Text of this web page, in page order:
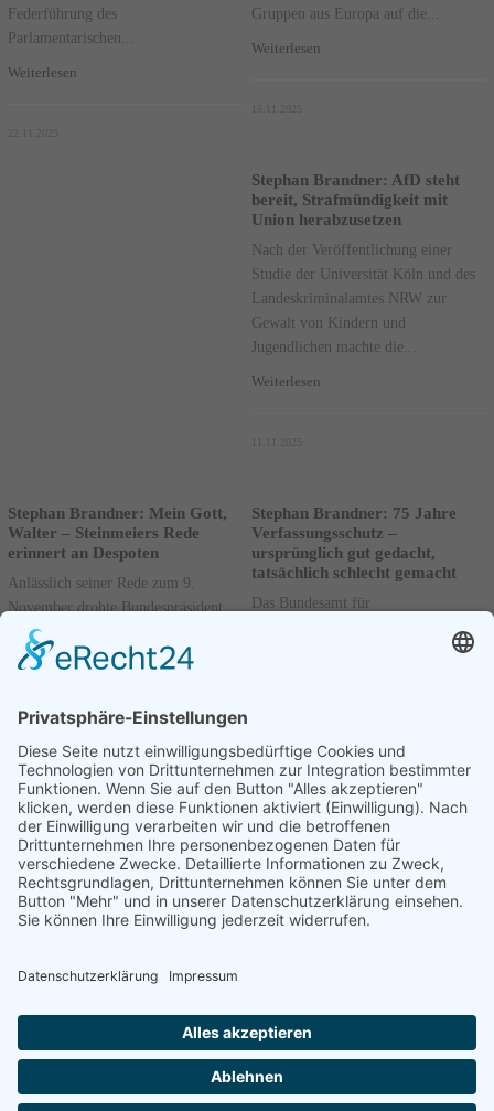
Federführung des
Parlamentarischen...
Weiterlesen
Gruppen aus Europa auf die...
Weiterlesen
Stephan Brandner: AfD steht
bereit, Strafmündigkeit mit
Union herabzusetzen
Nach der Veröffentlichung einer
Studie der Universität Köln und des
Landeskriminalamtes NRW zur
Gewalt von Kindern und
Jugendlichen machte die...
Weiterlesen
Stephan Brandner: Mein Gott,
Walter – Steinmeiers Rede
erinnert an Despoten
Anlässlich seiner Rede zum 9.
November drohte Bundespräsident
Steinmeier der Alternative für
Deutschland faktisch mit einem
Weiterlesen
11.11.2025
Stephan Brandner: 75 Jahre
Verfassungsschutz –
ursprünglich gut gedacht,
tatsächlich schlecht gemacht
Das Bundesamt für
jähriges Bestehen. Stephan Brandner,
27.10.2025
Seite 1 von 77. 1 2 3 ....
Archiv